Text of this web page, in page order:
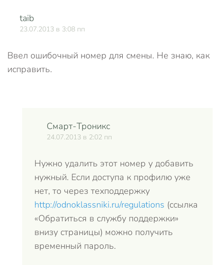
taib
23.07.2013 в 3:08 пп
Ввел ошибочный номер для смены. Не знаю, как
исправить.
Смарт-Троникс
24.07.2013 в 2:02 пп
Нужно удалить этот номер у добавить
нужный. Если доступа к профилю уже
нет, то через техподдержку
http://odnoklassniki.ru/regulations (ссылка
«Обратиться в службу поддержки»
внизу страницы) можно получить
временный пароль.